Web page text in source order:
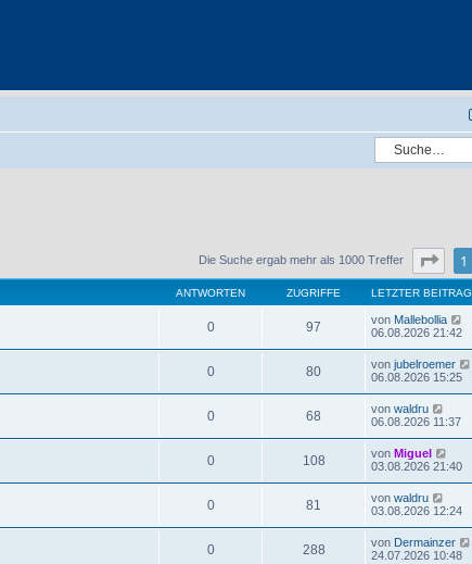
Die Suche ergab mehr als 1000 Treffer Seite1
ANTWORTEN ZUGRIFFE LETZTER BEITRAG
0 97 von Mallebollia
06.08.2026 21:42
0 80 von jubelroemer
06.08.2026 15:25
0 68 von waldru
06.08.2026 11:37
0 108 von Miguel
03.08.2026 21:40
0 81 von waldru
03.08.2026 12:24
0 288 von Dermainzer
24.07.2026 10:48